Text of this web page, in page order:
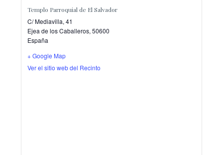
Templo Parroquial de El Salvador
C/ Mediavilla, 41
Ejea de los Caballeros, 50600
España
+ Google Map
Ver el sitio web del Recinto